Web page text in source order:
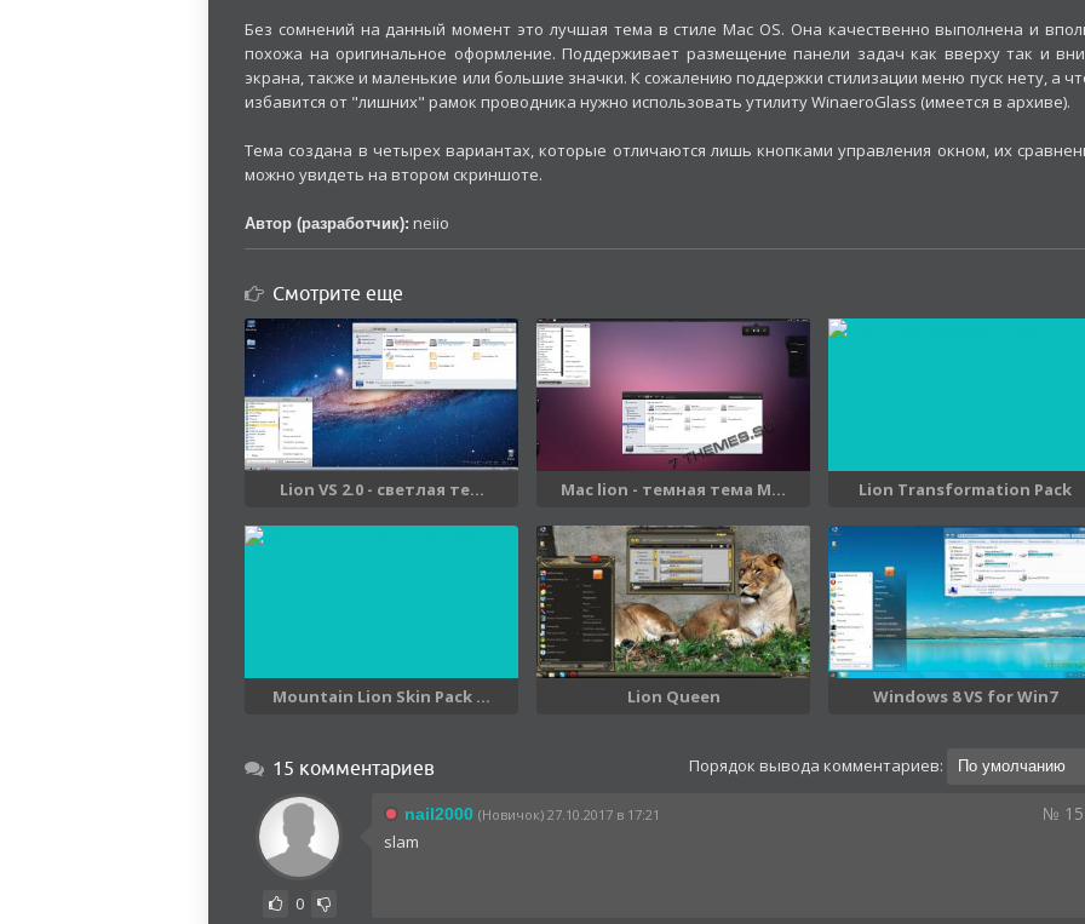
Без сомнений на данный момент это лучшая тема в стиле Mac OS. Она качественно выполнена и
похожа на оригинальное оформление. Поддерживает размещение панели задач как вверху так и
экрана, также и маленькие или большие значки. К сожалению поддержки стилизации меню пуск нету, а
избавится от "лишних" рамок проводника нужно использовать утилиту WinaeroGlass (имеется в архиве).
Тема создана в четырех вариантах, которые отличаются лишь кнопками управления окном, их
можно увидеть на втором скриншоте.
Автор (разработчик): neiio
Смотрите еще
Lion VS 2.0 - светлая те... Mac lion - темная тема M... Lion Transformation Pack
Mountain Lion Skin Pack ... Lion Queen Windows 8 VS for Win7
15 комментариев Порядок вывода комментариев:
0
nail2000 (Новичок) 27.10.2017 в 17:21 № 15
slam